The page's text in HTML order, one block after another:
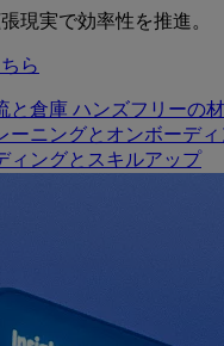
現実で効率性を推進。
ら
と倉庫 ハンズフリーの
ーニングとオンボーデ
ィングとスキルアップ